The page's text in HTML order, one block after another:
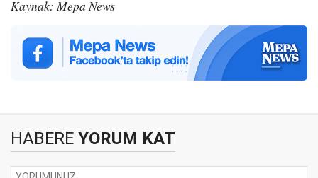
Kaynak: Mepa News
HABERE YORUM KAT